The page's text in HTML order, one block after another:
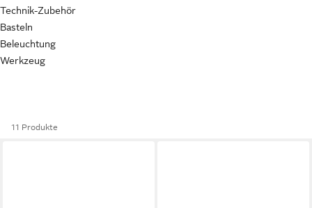
Technik-Zubehör
Basteln
Beleuchtung
Werkzeug
11 Produkte